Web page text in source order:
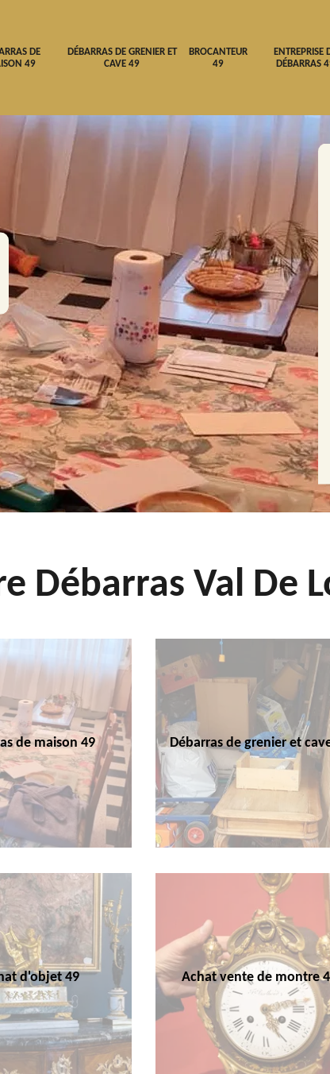
DE
49
DÉBARRAS DE GRENIER ET
CAVE 49
BROCANTEUR
49
ENTREPRISE
DÉBARRAS
Débarras Val De
de maison 49 Débarras de grenier et
d'objet 49 Achat vente de montre